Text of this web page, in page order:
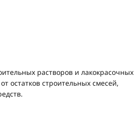
растворов и лакокрасочных
остатков строительных смесей,